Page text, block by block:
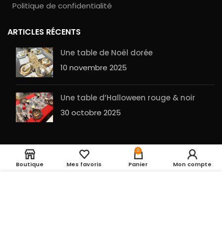
Politique de confidentialité
ARTICLES RÉCENTS
Une table de Noël dorée
10 novembre 2025
Une table d’Halloween rouge & noir
30 octobre 2025
Entrepot de la fête 2023 RÉALISÉ PARGuesHu Plan du site
Bougie 2 paillettes
€
Boutique Mes favoris
0
Panier Mon compte